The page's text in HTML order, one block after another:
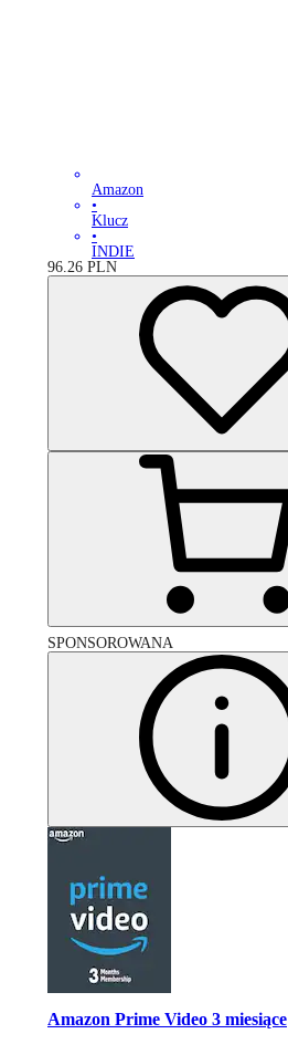
Amazon
•
Klucz
•
INDIE
96.26 PLN
SPONSOROWANA
Amazon Prime Video 3 miesiące